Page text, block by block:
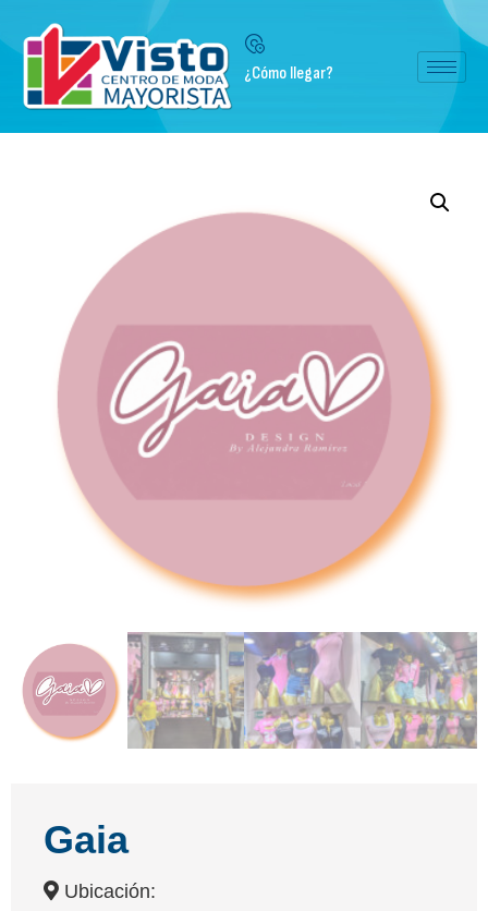
¿Cómo llegar?
Gaia
Ubicación: